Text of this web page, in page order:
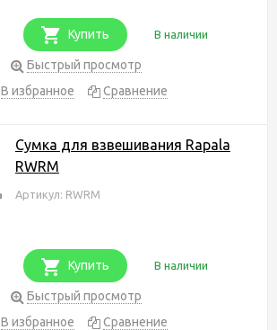
Купить В наличии
Быстрый просмотр
В избранное
Сравнение
Cумка для взвешивания Rapala
RWRM
Артикул: RWRM
Купить В наличии
Быстрый просмотр
В избранное
Сравнение